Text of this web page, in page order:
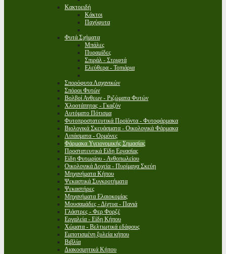
Κακτοειδή
Κάκτοι
Παχύφυτα
Φυτά Σχήματα
Μπάλες
Πυραμίδες
Σπιράλ - Στριφτά
Ελεύθερα - Τοπιάρια
Σπορόφυτα Λαχανικών
Σπόροι Φυτών
Βολβοί Ανθεων - Ριζώματα Φυτών
Χλοοτάπητας - Γκαζόν
Αυτόματο Πότισμα
Φυτοπροστατευτικά Προϊόντα - Φυτοφάρμακα
Βιολογικά Σκευάσματα - Οικολογικά Φάρμακα
Λιπάσματα - Ορμόνες
Φάρμακα Υγειονομικής Σημασίας
Προστατευτικά Είδη Εργασίας
Είδη Φυτωρίου - Ανθοπωλείου
Οικολογικά Δοχεία - Πυρίμαχα Σκεύη
Μηχανήματα Κήπου
Ψεκαστικά Συγκροτήματα
Ψεκαστήρες
Μηχανήματα Ελαιοκομίας
Μουσαμάδες - Δίχτυα - Πανιά
Γλάστρες - Φερ Φορζέ
Εργαλεία - Είδη Κήπου
Χώματα - Βελτιωτικά εδάφους
Εμποτισμένη ξυλεία κήπου
Βιβλία
Διακοσμητικά Κήπου